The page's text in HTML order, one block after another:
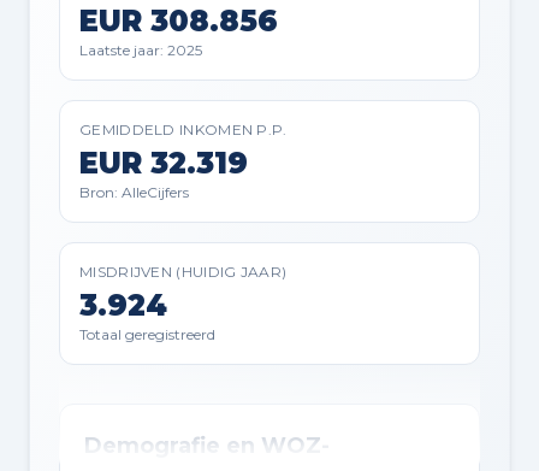
EUR 308.856
Laatste jaar: 2025
GEMIDDELD INKOMEN P.P.
EUR 32.319
Bron: AlleCijfers
MISDRIJVEN (HUIDIG JAAR)
3.924
Totaal geregistreerd
Demografie en WOZ-